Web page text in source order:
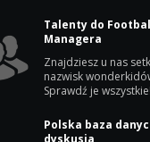
Talenty do
Managera
Znajdziesz u nas
nazwisk
Sprawdź je
Polska baza
dyskusja